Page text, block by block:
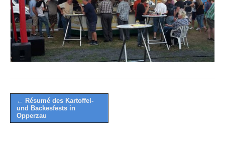
Post
navigation
← Ré­su­mé des Kartoffel-
und Backesfests in
Opperzau